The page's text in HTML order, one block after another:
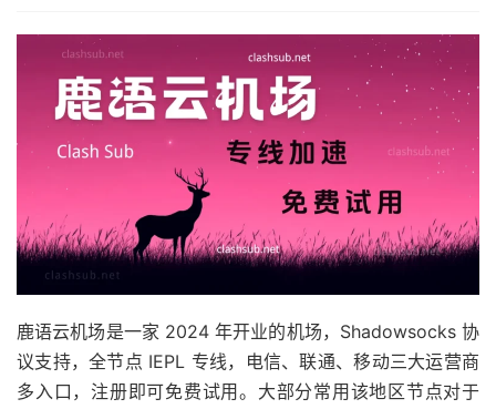
鹿语云机场是一家 2024 年开业的机场，Shadowsocks 协
议支持，全节点 IEPL 专线，电信、联通、移动三大运营商
多入口，注册即可免费试用。大部分常用该地区节点对于